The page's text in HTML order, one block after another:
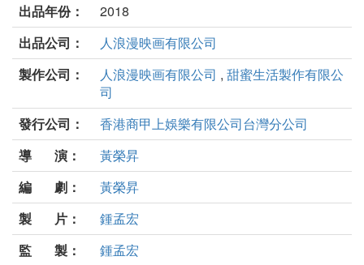
出品年份：
2018
出品公司：
人浪漫映画有限公司
製作公司：
人浪漫映画有限公司 , 甜蜜生活製作有限公
司
發行公司：
香港商甲上娛樂有限公司台灣分公司
導 演：
黃榮昇
編 劇：
黃榮昇
製 片：
鍾孟宏
監 製：
鍾孟宏